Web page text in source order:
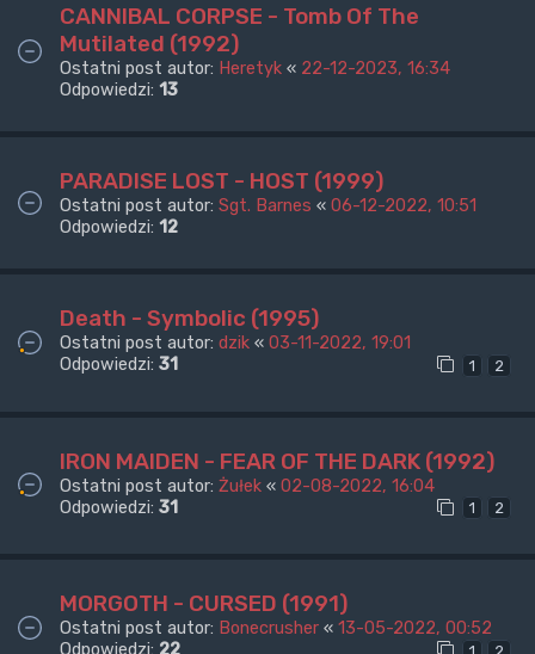
CANNIBAL CORPSE - Tomb Of The
Mutilated (1992)
Ostatni post autor: Heretyk « 22-12-2023, 16:34
Odpowiedzi: 13
PARADISE LOST - HOST (1999)
Ostatni post autor: Sgt. Barnes « 06-12-2022, 10:51
Odpowiedzi: 12
Death - Symbolic (1995)
Ostatni post autor: dzik « 03-11-2022, 19:01
Odpowiedzi: 31 1 2
IRON MAIDEN - FEAR OF THE DARK (1992)
Ostatni post autor: Żułek « 02-08-2022, 16:04
Odpowiedzi: 31 1 2
MORGOTH - CURSED (1991)
Ostatni post autor: Bonecrusher « 13-05-2022, 00:52